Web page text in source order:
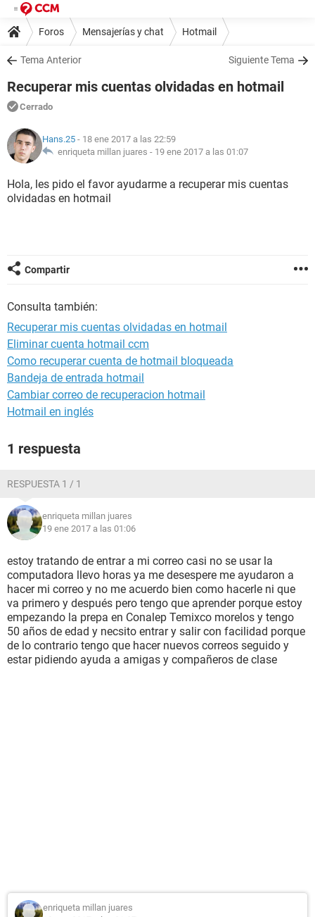
Foros Mensajerías y chat Hotmail
Tema Anterior Siguiente Tema
Recuperar mis cuentas olvidadas en hotmail
Cerrado
Hans.25 - 18 ene 2017 a las 22:59
enriqueta millan juares - 19 ene 2017 a las 01:07
Hola, les pido el favor ayudarme a recuperar mis cuentas
olvidadas en hotmail
Compartir
Consulta también:
Recuperar mis cuentas olvidadas en hotmail
Eliminar cuenta hotmail ccm
Como recuperar cuenta de hotmail bloqueada
Bandeja de entrada hotmail
Cambiar correo de recuperacion hotmail
Hotmail en inglés
1 respuesta
RESPUESTA 1 / 1
enriqueta millan juares
19 ene 2017 a las 01:06
estoy tratando de entrar a mi correo casi no se usar la
computadora llevo horas ya me desespere me ayudaron a
hacer mi correo y no me acuerdo bien como hacerle ni que
va primero y después pero tengo que aprender porque estoy
empezando la prepa en Conalep Temixco morelos y tengo
50 años de edad y necsito entrar y salir con facilidad porque
de lo contrario tengo que hacer nuevos correos seguido y
estar pidiendo ayuda a amigas y compañeros de clase
enriqueta millan juares